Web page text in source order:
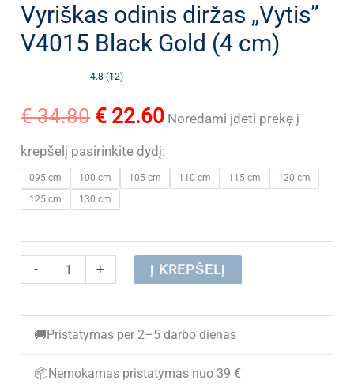
Vyriškas odinis diržas „Vytis”
V4015 Black Gold (4 cm)
4.8 (12)
€34.80 Original
price
was:
€ 22.60Current
price
is:
Norėdami įdėti prekę į
krepšelį pasirinkite dydį:
095 cm 100 cm 105 cm 110 cm 115 cm
120 cm
125 cm
130 cm
-
produkto
Vyriškas
odinis
diržas
+ Į KREPŠELĮ
🚚 Pristatymas per 2–5 darbo dienas
📦 Nemokamas pristatymas nuo 39 €